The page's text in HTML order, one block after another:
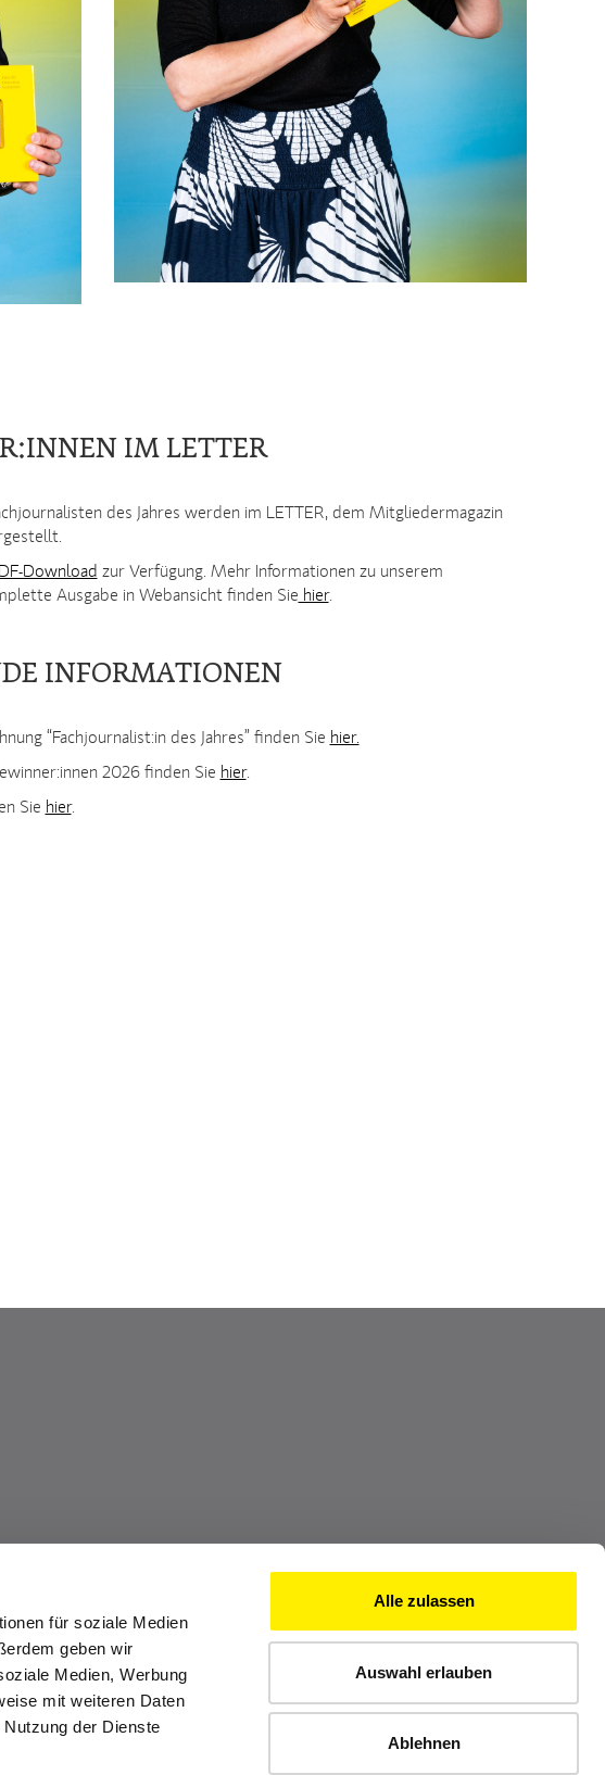
für soziale Medien
geben wir
Medien, Werbung
mit weiteren Daten
der Dienste
Alle zulassen
Auswahl erlauben
Ablehnen
IM LETTER
des Jahres werden im LETTER, dem Mitgliedermagazin
Download zur Verfügung. Mehr Informationen zu unserem
Ausgabe in Webansicht finden Sie hier.
INFORMATIONEN
“Fachjournalist:in des Jahres” finden Sie hier.
2026 finden Sie hier.
Sie hier.